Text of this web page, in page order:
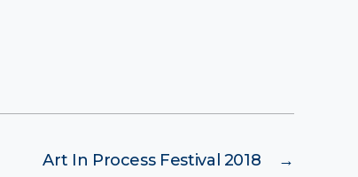
→
Art In Process Festival 2018